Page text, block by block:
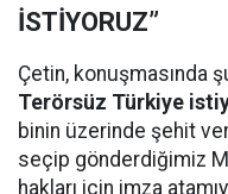
İSTİYORUZ”
Çetin, konuşmasında
Terörsüz Türkiye
binin üzerinde şehit
seçip gönderdiğimiz
hakları için imza